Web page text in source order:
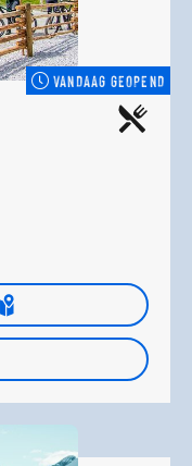
VANDAAG GEOPEND